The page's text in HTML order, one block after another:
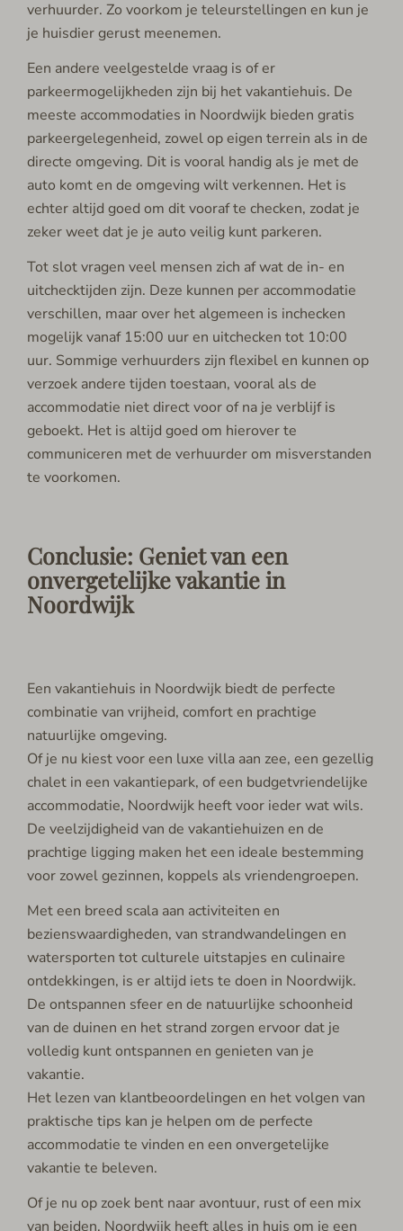
verhuurder. Zo voorkom je teleurstellingen en kun je
je huisdier gerust meenemen.
Een andere veelgestelde vraag is of er
parkeermogelijkheden zijn bij het vakantiehuis. De
meeste accommodaties in Noordwijk bieden gratis
parkeergelegenheid, zowel op eigen terrein als in de
directe omgeving. Dit is vooral handig als je met de
auto komt en de omgeving wilt verkennen. Het is
echter altijd goed om dit vooraf te checken, zodat je
zeker weet dat je je auto veilig kunt parkeren.
Tot slot vragen veel mensen zich af wat de in- en
uitchecktijden zijn. Deze kunnen per accommodatie
verschillen, maar over het algemeen is inchecken
mogelijk vanaf 15:00 uur en uitchecken tot 10:00
uur. Sommige verhuurders zijn flexibel en kunnen op
verzoek andere tijden toestaan, vooral als de
accommodatie niet direct voor of na je verblijf is
geboekt. Het is altijd goed om hierover te
communiceren met de verhuurder om misverstanden
te voorkomen.
Conclusie: Geniet van een
onvergetelijke vakantie in
Noordwijk
Een vakantiehuis in Noordwijk biedt de perfecte
combinatie van vrijheid, comfort en prachtige
natuurlijke omgeving.
Of je nu kiest voor een luxe villa aan zee, een gezellig
chalet in een vakantiepark, of een budgetvriendelijke
accommodatie, Noordwijk heeft voor ieder wat wils.
De veelzijdigheid van de vakantiehuizen en de
prachtige ligging maken het een ideale bestemming
voor zowel gezinnen, koppels als vriendengroepen.
Met een breed scala aan activiteiten en
bezienswaardigheden, van strandwandelingen en
watersporten tot culturele uitstapjes en culinaire
ontdekkingen, is er altijd iets te doen in Noordwijk.
De ontspannen sfeer en de natuurlijke schoonheid
van de duinen en het strand zorgen ervoor dat je
volledig kunt ontspannen en genieten van je
vakantie.
Het lezen van klantbeoordelingen en het volgen van
praktische tips kan je helpen om de perfecte
accommodatie te vinden en een onvergetelijke
vakantie te beleven.
Of je nu op zoek bent naar avontuur, rust of een mix
van beiden, Noordwijk heeft alles in huis om je een